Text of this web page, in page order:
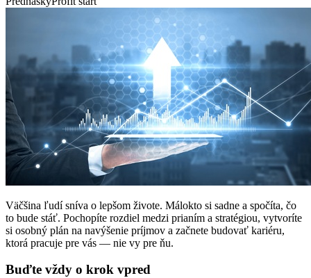
Väčšina ľudí sníva o lepšom živote. Málokto si sadne a spočíta, čo
to bude stáť. Pochopíte rozdiel medzi prianím a stratégiou, vytvoríte
si osobný plán na navýšenie príjmov a začnete budovať kariéru,
ktorá pracuje pre vás — nie vy pre ňu.
Buďte vždy o krok vpred